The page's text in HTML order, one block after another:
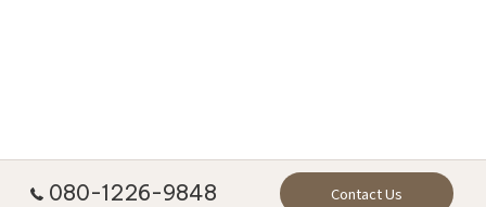
080-1226-9848 Contact Us